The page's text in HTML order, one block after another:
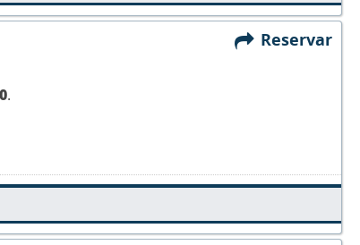
Reservar
.